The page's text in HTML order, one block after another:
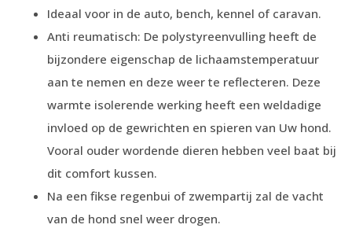
Ideaal voor in de auto, bench, kennel of caravan.
Anti reumatisch: De polystyreenvulling heeft de
bijzondere eigenschap de lichaamstemperatuur
aan te nemen en deze weer te reflecteren. Deze
warmte isolerende werking heeft een weldadige
invloed op de gewrichten en spieren van Uw hond.
Vooral ouder wordende dieren hebben veel baat bij
dit comfort kussen.
Na een fikse regenbui of zwempartij zal de vacht
van de hond snel weer drogen.